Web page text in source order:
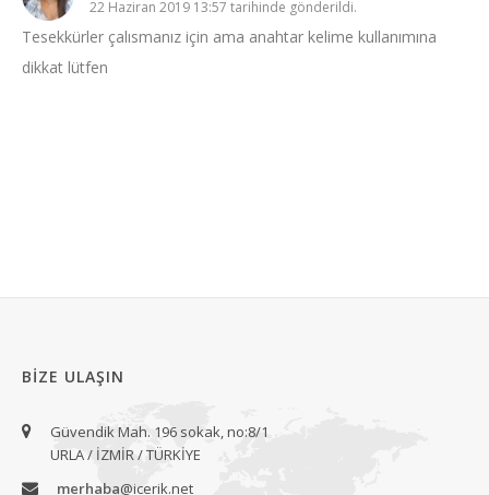
22 Haziran 2019 13:57 tarihinde gönderildi.
Tesekkürler çalısmanız için ama anahtar kelime kullanımına
dikkat lütfen
BIZE ULAŞIN
Güvendik Mah. 196 sokak, no:8/1
URLA / İZMİR / TÜRKİYE
merhaba@icerik.net